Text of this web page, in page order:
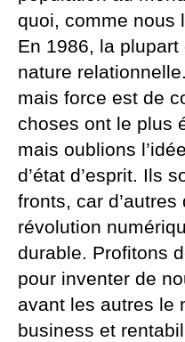
quoi, comme nous
En 1986, la
nature
mais force est de
choses ont le plus
mais oublions
d’état d’esprit. Ils
fronts, car
révolution
durable. Profitons
pour inventer de
avant les autres le
business et